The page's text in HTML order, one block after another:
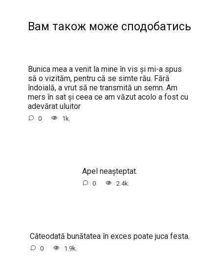
Вам також може сподобатись
Bunica mea a venit la mine în vis și mi-a spus
să o vizităm, pentru că se simte rău. Fără
îndoială, a vrut să ne transmită un semn. Am
mers în sat și ceea ce am văzut acolo a fost cu
adevărat uluitor
0 1k.
Apel neașteptat.
0 2.4k.
Câteodată bunătatea în exces poate juca festa.
0 1.9k.